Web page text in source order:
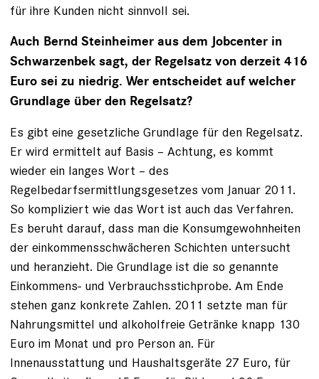
für ihre Kunden nicht sinnvoll sei.
Auch Bernd Steinheimer aus dem Jobcenter in
Schwarzenbek sagt, der Regelsatz von derzeit 416
Euro sei zu niedrig. Wer entscheidet auf welcher
Grundlage über den Regelsatz?
Es gibt eine gesetzliche Grundlage für den Regelsatz.
Er wird ermittelt auf Basis – Achtung, es kommt
wieder ein langes Wort – des
Regelbedarfsermittlungsgesetzes vom Januar 2011.
So kompliziert wie das Wort ist auch das Verfahren.
Es beruht darauf, dass man die Konsumgewohnheiten
der einkommensschwächeren Schichten untersucht
und heranzieht. Die Grundlage ist die so genannte
Einkommens- und Verbrauchsstichprobe. Am Ende
stehen ganz konkrete Zahlen. 2011 setzte man für
Nahrungsmittel und alkoholfreie Getränke knapp 130
Euro im Monat und pro Person an. Für
Innenausstattung und Haushaltsgeräte 27 Euro, für